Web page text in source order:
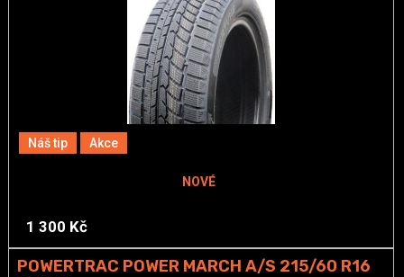
Náš tip Akce
NOVÉ
1 300 Kč
POWERTRAC POWER MARCH A/S 215/60 R16